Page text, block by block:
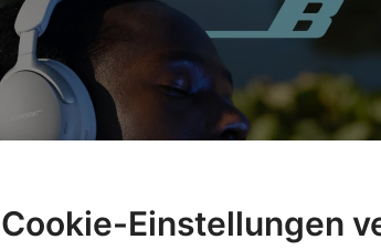
Cookie-Einstellungen